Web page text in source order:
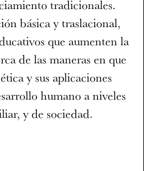
tradicionales.
básica y traslacional,
que aumenten la
de las maneras en que
y sus aplicaciones
humano a niveles
y de sociedad.